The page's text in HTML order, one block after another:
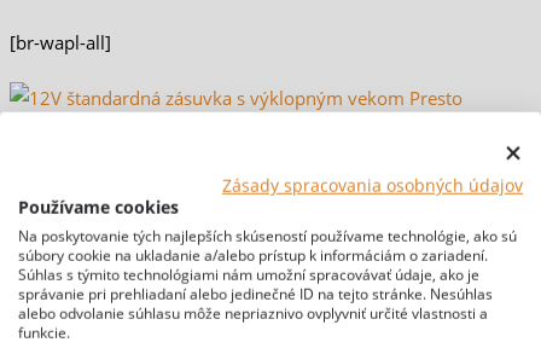
[br-wapl-all]
Zásady spracovania osobných údajov
Používame cookies
Na poskytovanie tých najlepších skúseností používame technológie, ako sú
súbory cookie na ukladanie a/alebo prístup k informáciám o zariadení.
Súhlas s týmito technológiami nám umožní spracovávať údaje, ako je
správanie pri prehliadaní alebo jedinečné ID na tejto stránke. Nesúhlas
alebo odvolanie súhlasu môže nepriaznivo ovplyvniť určité vlastnosti a
funkcie.